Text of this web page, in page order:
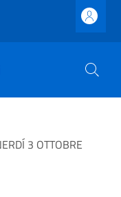
3 OTTOBRE